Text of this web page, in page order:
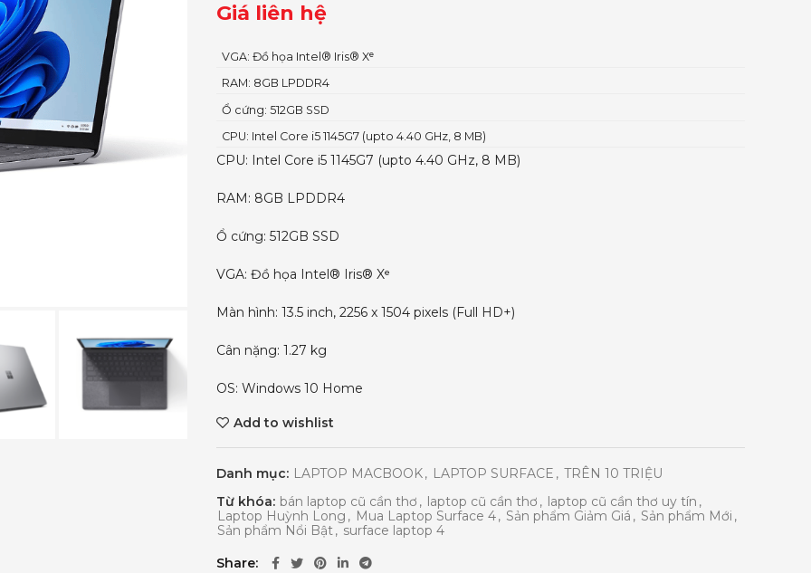
Giá liên hệ
VGA: Đồ họa Intel® Iris® Xᵉ
RAM: 8GB LPDDR4
Ổ cứng: 512GB SSD
CPU: Intel Core i5 1145G7 (upto 4.40 GHz, 8 MB)
CPU: Intel Core i5 1145G7 (upto 4.40 GHz, 8 MB)
RAM: 8GB LPDDR4
Ổ cứng: 512GB SSD
VGA: Đồ họa Intel® Iris® Xᵉ
Màn hình: 13.5 inch, 2256 x 1504 pixels (Full HD+)
Cân nặng: 1.27 kg
OS: Windows 10 Home
Add to wishlist
Danh mục: LAPTOP MACBOOK, LAPTOP SURFACE , TRÊN 10 TRIỆU
Từ khóa: bán laptop cũ cần thơ , laptop cũ cần thơ , laptop cũ cần thơ uy tín ,
Laptop Huỳnh Long , Mua Laptop Surface 4, Sản phẩm Giảm Giá , Sản phẩm Mới ,
Sản phẩm Nổi Bật, surface laptop 4
Share